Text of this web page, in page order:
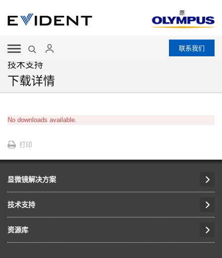
原
联系我们
技术支持
下载详情
No downloads available.
打印
显微镜解决方案
技术支持
资源库